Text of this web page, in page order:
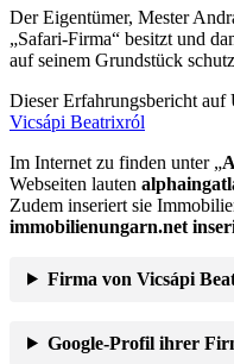
Der Eigentümer, Mester
„Safari-Firma“ besitzt und
auf seinem Grundstück
Dieser Erfahrungsbericht auf
Vicsápi Beatrixról
Im Internet zu finden unter „
Webseiten lauten
Zudem inseriert sie
immobilienungarn.net
Firma von Vicsápi
Google-Profil ihrer